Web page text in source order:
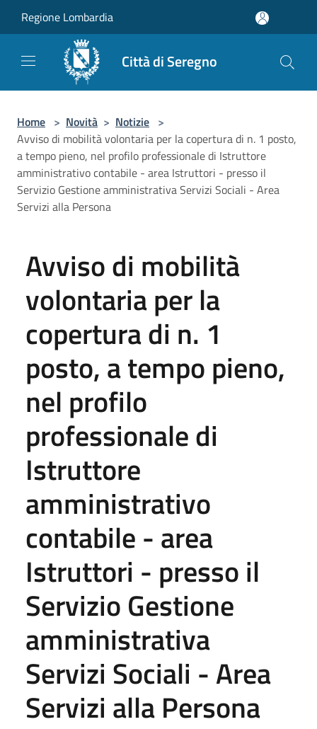
Regione Lombardia
Città di Seregno
Home > Novità > Notizie >
Avviso di mobilità volontaria per la copertura di n. 1 posto,
a tempo pieno, nel profilo professionale di Istruttore
amministrativo contabile - area Istruttori - presso il
Servizio Gestione amministrativa Servizi Sociali - Area
Servizi alla Persona
Avviso di mobilità
volontaria per la
copertura di n. 1
posto, a tempo pieno,
nel profilo
professionale di
Istruttore
amministrativo
contabile - area
Istruttori - presso il
Servizio Gestione
amministrativa
Servizi Sociali - Area
Servizi alla Persona